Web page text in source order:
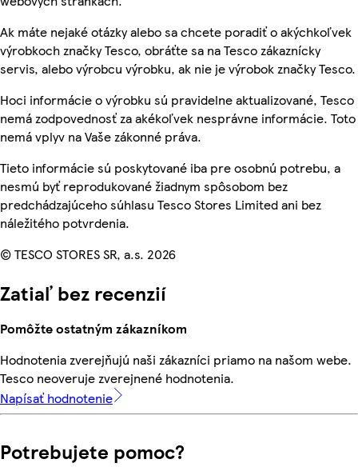
Ak máte nejaké otázky alebo sa chcete poradiť o akýchkoľvek
výrobkoch značky Tesco, obráťte sa na Tesco zákaznícky
servis, alebo výrobcu výrobku, ak nie je výrobok značky Tesco.
Hoci informácie o výrobku sú pravidelne aktualizované, Tesco
nemá zodpovednosť za akékoľvek nesprávne informácie. Toto
nemá vplyv na Vaše zákonné práva.
Tieto informácie sú poskytované iba pre osobnú potrebu, a
nesmú byť reprodukované žiadnym spôsobom bez
predchádzajúceho súhlasu Tesco Stores Limited ani bez
náležitého potvrdenia.
© TESCO STORES SR, a.s. 2026
Zatiaľ bez recenzií
Pomôžte ostatným zákazníkom
Hodnotenia zverejňujú naši zákazníci priamo na našom webe.
Tesco neoveruje zverejnené hodnotenia.
Napísať hodnotenie
Potrebujete pomoc?